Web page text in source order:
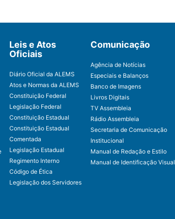
Leis e Atos
Oficiais
Diário Oficial da ALEMS
Atos e Normas da ALEMS
Constituição Federal
Legislação Federal
Constituição Estadual
Constituição Estadual
Comentada
Legislação Estadual
Regimento Interno
Código de Ética
Legislação dos Servidores
Comunicação
Agência de Notícias
Especiais e Balanços
Banco de Imagens
Livros Digitais
TV Assembleia
Rádio Assembleia
Secretaria de Comunicação
Institucional
Manual de Redação e Estilo
Manual de Identificação Visual